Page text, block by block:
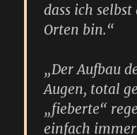
dass ich
Orten bin.“
„Der Aufbau
Augen, total
„fieberte“
einfach